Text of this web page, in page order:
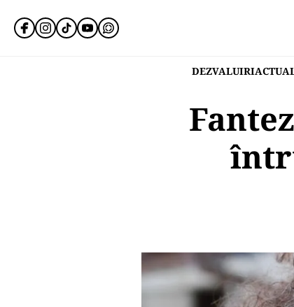
DEZVALUIRI